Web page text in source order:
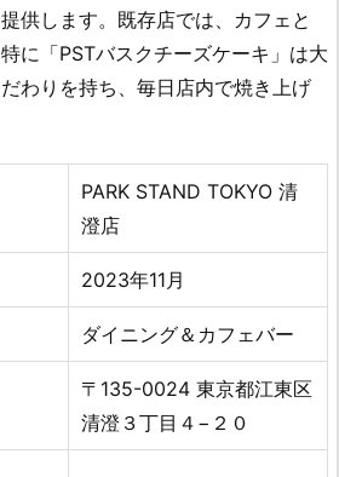
供します。既存店では、カフェと
に「PSTバスクチーズケーキ」は大
わりを持ち、毎日店内で焼き上げ
PARK STAND TOKYO 清
澄店
2023年11月
ダイニング＆カフェバー
〒135-0024 東京都江東区
清澄３丁目４−２０